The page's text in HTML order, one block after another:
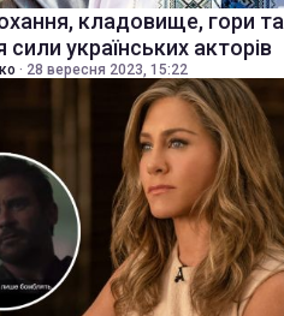
кладовище, гори та
сили українських акторів
· 28 вересня 2023, 15:22